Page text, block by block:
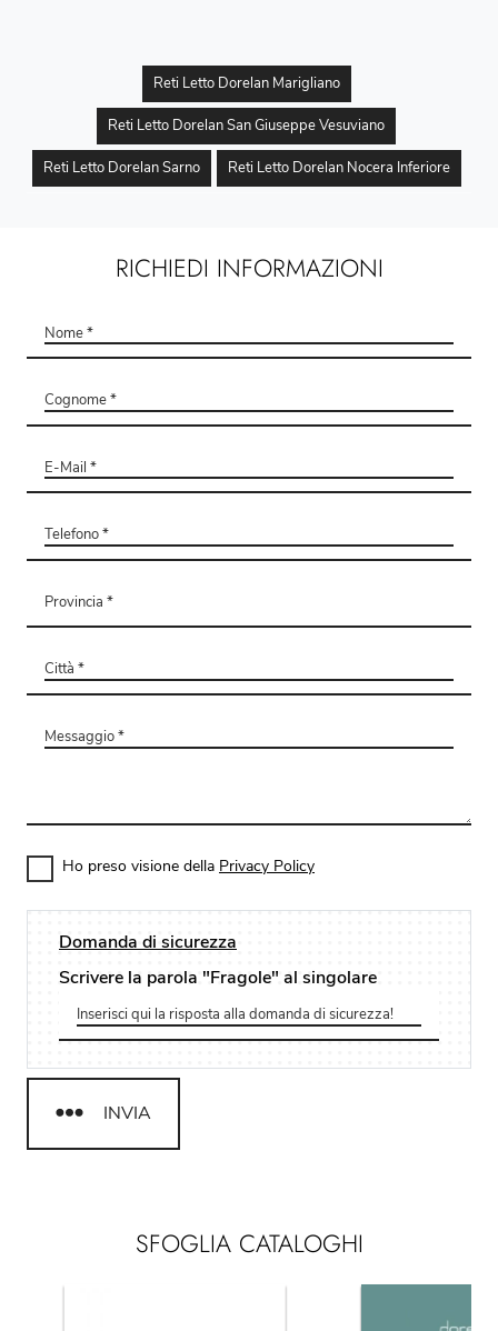
Reti Letto Dorelan Marigliano
Reti Letto Dorelan San Giuseppe Vesuviano
Reti Letto Dorelan Sarno Reti Letto Dorelan Nocera Inferiore
SFOGLIA CATALOGHI
RICHIEDI INFORMAZIONI
Ho preso visione della Privacy Policy
Domanda di sicurezza
Scrivere la parola "Fragole" al singolare
INVIA